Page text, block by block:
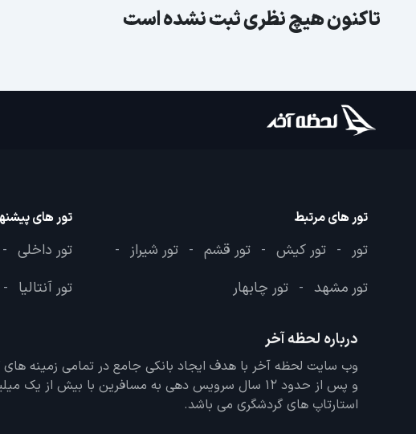
تاکنون هیچ نظری ثبت نشده است
تور های مرتبط
تور - تور کیش - تور قشم - تور شیراز -
تور مشهد - تور چابهار
تور های
تور داخلی -
تور آنتالیا -
درباره لحظه آخر
و پس از حدود 12 سال سرویس دهی به مسافرین با بیش از
استارتاپ های گردشگری می باشد.